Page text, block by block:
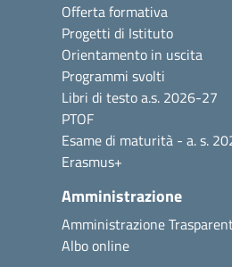
Offerta formativa
Progetti di Istituto
Orientamento in uscita
Programmi svolti
Libri di testo a.s. 2026-27
PTOF
Esame di maturità - a. s.
Erasmus+
Amministrazione
Amministrazione
Albo online